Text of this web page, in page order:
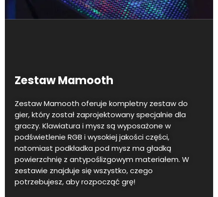
Zestaw Mamooth
Zestaw Mamooth oferuje kompletny zestaw do
gier, który został zaprojektowany specjalnie dla
graczy. Klawiatura i mysz są wyposażone w
podświetlenie RGB i wysokiej jakości części,
natomiast podkładka pod mysz ma gładką
powierzchnię z antypoślizgowym materiałem. W
zestawie znajduje się wszystko, czego
potrzebujesz, aby rozpocząć grę!